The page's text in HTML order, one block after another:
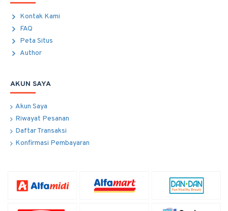
Kontak Kami
FAQ
Peta Situs
Author
AKUN SAYA
Akun Saya
Riwayat Pesanan
Daftar Transaksi
Konfirmasi Pembayaran